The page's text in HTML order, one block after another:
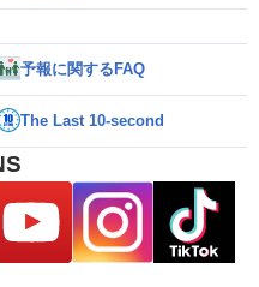
予報に関するFAQ
The Last 10-second